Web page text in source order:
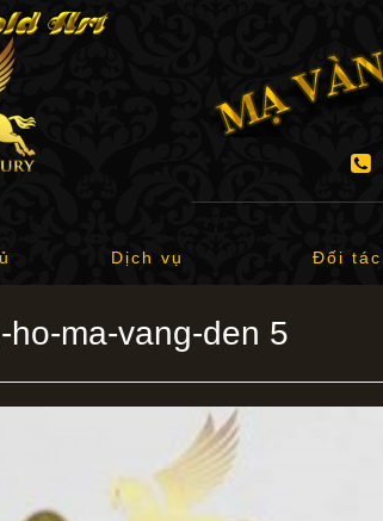
Dịch vụ Đối tác
ho-ma-vang-den 5